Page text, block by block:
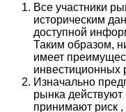
Все участники
историческим
доступной
Таким образом,
имеет
инвестиционных
Изначально
рынка действуют
принимают риск ,